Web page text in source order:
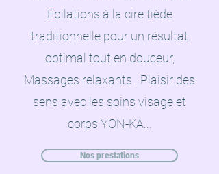
Épilations à la cire tiède
traditionnelle pour un résultat
optimal tout en douceur,
Massages relaxants . Plaisir des
sens avec les soins visage et
corps YON-KA...
Nos prestations